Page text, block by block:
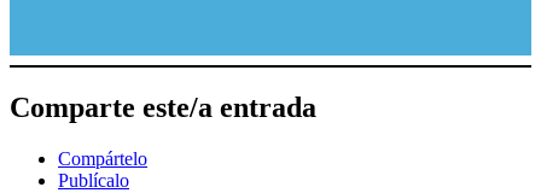
Comparte este/a entrada
Compártelo
Publícalo